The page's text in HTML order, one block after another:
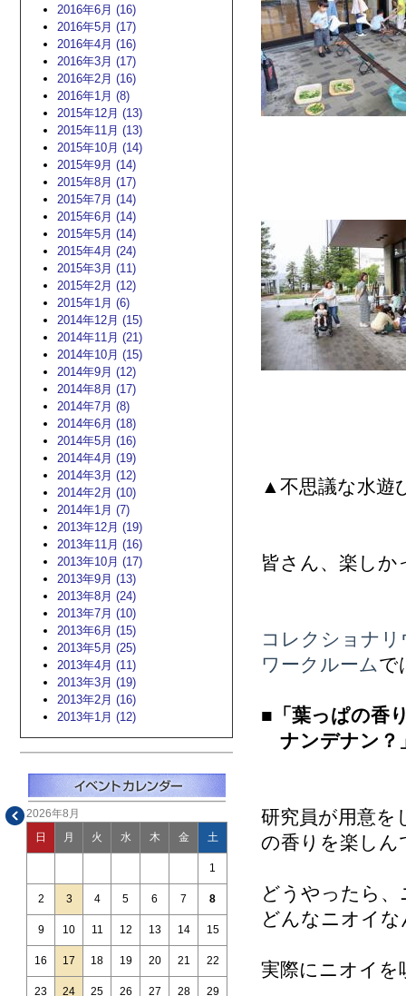
2016年6月 (16)
2016年5月 (17)
2016年4月 (16)
2016年3月 (17)
2016年2月 (16)
2016年1月 (8)
2015年12月 (13)
2015年11月 (13)
2015年10月 (14)
2015年9月 (14)
2015年8月 (17)
2015年7月 (14)
2015年6月 (14)
2015年5月 (14)
2015年4月 (24)
2015年3月 (11)
2015年2月 (12)
2015年1月 (6)
2014年12月 (15)
2014年11月 (21)
2014年10月 (15)
2014年9月 (12)
2014年8月 (17)
2014年7月 (8)
2014年6月 (18)
2014年5月 (16)
2014年4月 (19)
2014年3月 (12)
2014年2月 (10)
2014年1月 (7)
2013年12月 (19)
2013年11月 (16)
2013年10月 (17)
2013年9月 (13)
2013年8月 (24)
2013年7月 (10)
2013年6月 (15)
2013年5月 (25)
2013年4月 (11)
2013年3月 (19)
2013年2月 (16)
2013年1月 (12)
2026年8月
日 月 火 水 木 金 土
1
2 3 4 5 6 7 8
9 10 11 12 13 14 15
16 17 18 19 20 21 22
23 24 25 26 27 28 29
▲不思議な水遊
皆さん、楽しか
コレクショナ
ワークルームで
■ 「葉っぱの
ナンデナン？
研究員が用意を
の香りを楽し
どうやったら
どんなニオイ
実際にニオイを